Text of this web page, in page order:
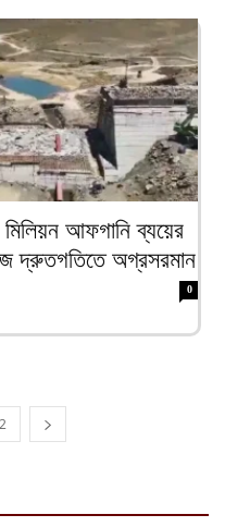
আফগানি ব্যয়ের
দ্রুতগতিতে অগ্রসরমান
0
2